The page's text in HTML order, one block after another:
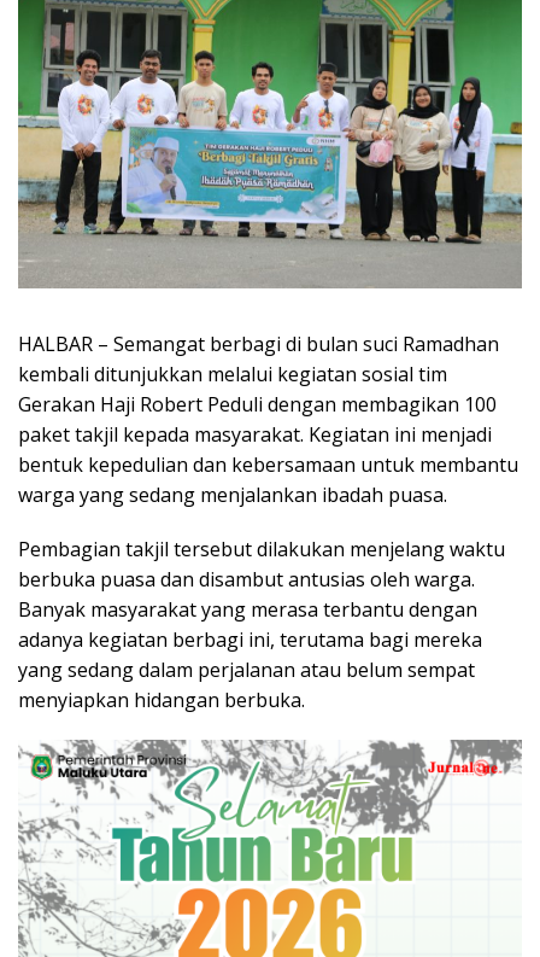
HALBAR – Semangat berbagi di bulan suci Ramadhan
kembali ditunjukkan melalui kegiatan sosial tim
Gerakan Haji Robert Peduli dengan membagikan 100
paket takjil kepada masyarakat. Kegiatan ini menjadi
bentuk kepedulian dan kebersamaan untuk membantu
warga yang sedang menjalankan ibadah puasa.
Pembagian takjil tersebut dilakukan menjelang waktu
berbuka puasa dan disambut antusias oleh warga.
Banyak masyarakat yang merasa terbantu dengan
adanya kegiatan berbagi ini, terutama bagi mereka
yang sedang dalam perjalanan atau belum sempat
menyiapkan hidangan berbuka.